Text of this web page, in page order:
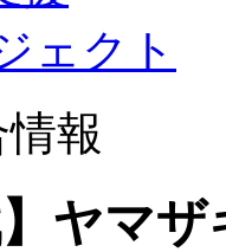
ェクト
報
】ヤマ